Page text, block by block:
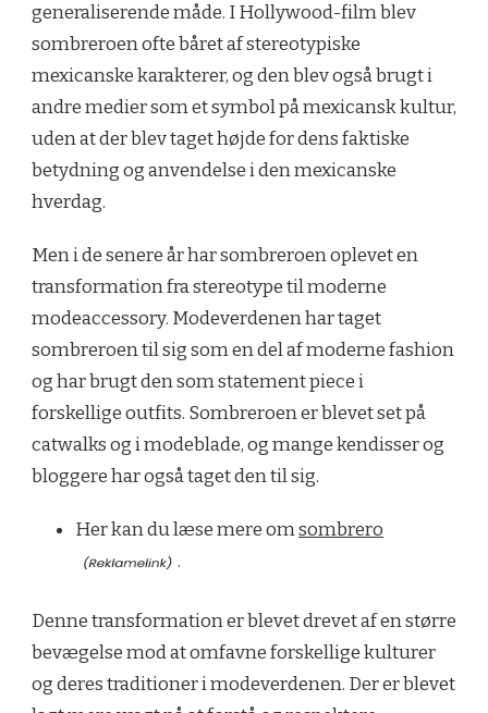
generaliserende måde. I Hollywood-film blev
sombreroen ofte båret af stereotypiske
mexicanske karakterer, og den blev også brugt i
andre medier som et symbol på mexicansk kultur,
uden at der blev taget højde for dens faktiske
betydning og anvendelse i den mexicanske
hverdag.
Men i de senere år har sombreroen oplevet en
transformation fra stereotype til moderne
modeaccessory. Modeverdenen har taget
sombreroen til sig som en del af moderne fashion
og har brugt den som statement piece i
forskellige outfits. Sombreroen er blevet set på
catwalks og i modeblade, og mange kendisser og
bloggere har også taget den til sig.
Her kan du læse mere omsombrero
.
Denne transformation er blevet drevet af en større
bevægelse mod at omfavne forskellige kulturer
og deres traditioner i modeverdenen. Der er blevet